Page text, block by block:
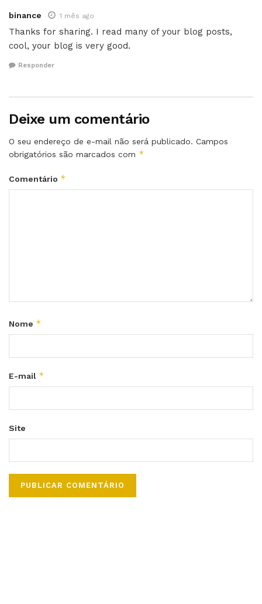
binance 1 mês ago
Thanks for sharing. I read many of your blog posts,
cool, your blog is very good.
Responder
Deixe um comentário
O seu endereço de e-mail não será publicado. Campos
obrigatórios são marcados com *
Comentário *
Nome *
E-mail *
Site